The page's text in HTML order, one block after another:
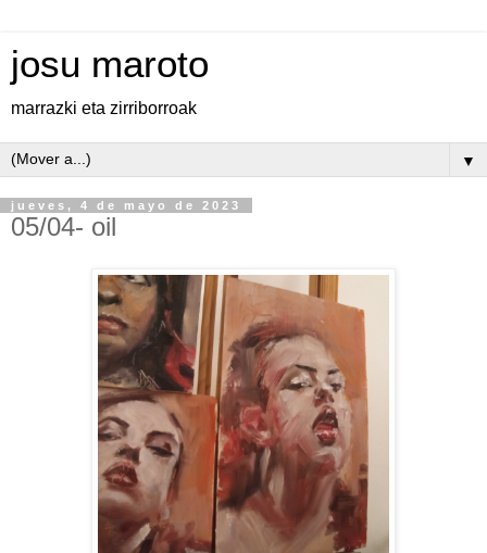
josu maroto
marrazki eta zirriborroak
▼
jueves, 4 de mayo de 2023
05/04- oil